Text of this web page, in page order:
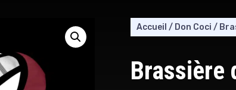
Accueil / Don Coci /
Brassière